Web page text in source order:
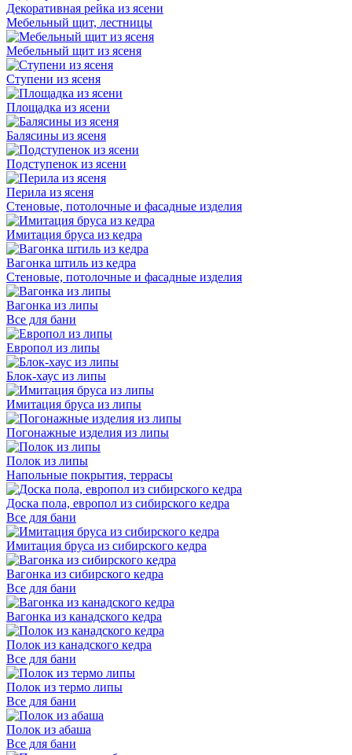
Декоративная рейка из ясени
Мебельный щит, лестницы
Мебельный щит из ясеня
Ступени из ясеня
Площадка из ясени
Балясины из ясеня
Подступенок из ясени
Перила из ясеня
Стеновые, потолочные и фасадные изделия
Имитация бруса из кедра
Вагонка штиль из кедра
Стеновые, потолочные и фасадные изделия
Вагонка из липы
Все для бани
Европол из липы
Блок-хаус из липы
Имитация бруса из липы
Погонажные изделия из липы
Полок из липы
Напольные покрытия, террасы
Доска пола, европол из сибирского кедра
Все для бани
Имитация бруса из сибирского кедра
Вагонка из сибирского кедра
Все для бани
Вагонка из канадского кедра
Полок из канадского кедра
Все для бани
Полок из термо липы
Все для бани
Полок из абаша
Все для бани